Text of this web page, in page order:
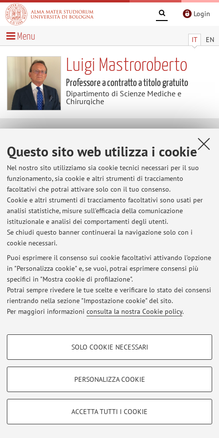
Questo sito web utilizza i cookie
Nel nostro sito utilizziamo sia cookie tecnici necessari per il suo
funzionamento, sia cookie e altri strumenti di tracciamento
facoltativi che potrai attivare solo con il tuo consenso.
Cookie e altri strumenti di tracciamento facoltativi sono usati per
analisi statistiche, misure sull'efficacia della comunicazione
istituzionale e analisi dei comportamenti degli utenti.
Se chiudi questo banner continuerai la navigazione solo con i
cookie necessari.
Puoi esprimere il consenso sui cookie facoltativi attivando l'opzione
in "Personalizza cookie" e, se vuoi, potrai esprimere consensi più
specifici in "Mostra cookie di profilazione".
Potrai sempre rivedere le tue scelte e verificare lo stato dei consensi
rientrando nella sezione "Impostazione cookie" del sito.
Per maggiori informazioni consulta la nostra Cookie policy.
COOKIE DI PROFILAZIONE - FACOLTATIVI
COOKIE TECNICI - NECESSARI
Si tratta di cookie tecnici utilizzati, a titolo esemplificativo, per il corretto
SOLO COOKIE NECESSARI
PERSONALIZZA COOKIE
ACCETTA TUTTI I COOKIE
Login
IT EN
Menu
Luigi Mastroroberto
Professore a contratto a titolo gratuito
Dipartimento di Scienze Mediche e
Chirurgiche
E-mail: luigi.mastroroberto@unibo.it
Dipartimento di Scienze Mediche e Chirurgiche
Via Massarenti 9, Bologna -Vai alla mappa
Ultimi avvisi
Al momento non sono presenti avvisi.
© 2026 - ALMA MATER STUDIORUM - Università di Bologna - Via
Zamboni, 33 - 40126 Bologna - Partita IVA: 01131710376
|Note legali|Impostazioni Cookie